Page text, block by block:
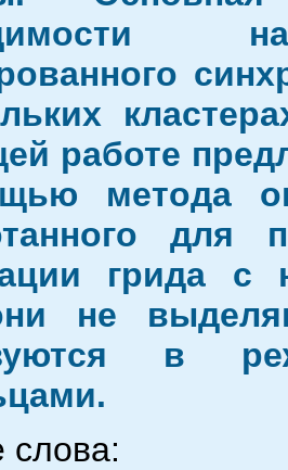
работе
метода
для
грида с
не
в